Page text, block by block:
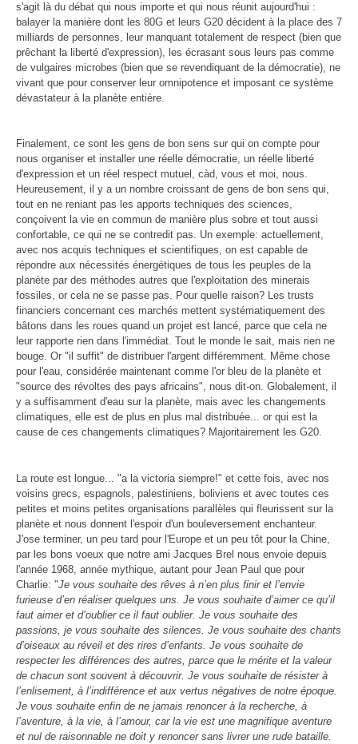
s'agit là du débat qui nous importe et qui nous réunit aujourd'hui :
balayer la manière dont les 80G et leurs G20 décident à la place des 7
milliards de personnes, leur manquant totalement de respect (bien que
prêchant la liberté d'expression), les écrasant sous leurs pas comme
de vulgaires microbes (bien que se revendiquant de la démocratie), ne
vivant que pour conserver leur omnipotence et imposant ce système
dévastateur à la planète entière.
Finalement, ce sont les gens de bon sens sur qui on compte pour
nous organiser et installer une réelle démocratie, un réelle liberté
d'expression et un réel respect mutuel, càd, vous et moi, nous.
Heureusement, il y a un nombre croissant de gens de bon sens qui,
tout en ne reniant pas les apports techniques des sciences,
conçoivent la vie en commun de manière plus sobre et tout aussi
confortable, ce qui ne se contredit pas. Un exemple: actuellement,
avec nos acquis techniques et scientifiques, on est capable de
répondre aux nécessités énergétiques de tous les peuples de la
planète par des méthodes autres que l'exploitation des minerais
fossiles, or cela ne se passe pas. Pour quelle raison? Les trusts
financiers concernant ces marchés mettent systématiquement des
bâtons dans les roues quand un projet est lancé, parce que cela ne
leur rapporte rien dans l'immédiat. Tout le monde le sait, mais rien ne
bouge. Or "il suffit" de distribuer l'argent différemment. Même chose
pour l'eau, considérée maintenant comme l'or bleu de la planète et
"source des révoltes des pays africains", nous dit-on. Globalement, il
y a suffisamment d'eau sur la planète, mais avec les changements
climatiques, elle est de plus en plus mal distribuée... or qui est la
cause de ces changements climatiques? Majoritairement les G20.
La route est longue... "a la victoria siempre!" et cette fois, avec nos
voisins grecs, espagnols, palestiniens, boliviens et avec toutes ces
petites et moins petites organisations parallèles qui fleurissent sur la
planète et nous donnent l'espoir d'un bouleversement enchanteur.
J'ose terminer, un peu tard pour l'Europe et un peu tôt pour la Chine,
par les bons voeux que notre ami Jacques Brel nous envoie depuis
l'année 1968, année mythique, autant pour Jean Paul que pour
Charlie: "Je vous souhaite des rêves à n’en plus finir et l’envie
furieuse d’en réaliser quelques uns. Je vous souhaite d’aimer ce qu’il
faut aimer et d’oublier ce il faut oublier. Je vous souhaite des
passions, je vous souhaite des silences. Je vous souhaite des chants
d’oiseaux au réveil et des rires d’enfants. Je vous souhaite de
respecter les différences des autres, parce que le mérite et la valeur
de chacun sont souvent à découvrir. Je vous souhaite de résister à
l’enlisement, à l’indifférence et aux vertus négatives de notre époque.
Je vous souhaite enfin de ne jamais renoncer à la recherche, à
l’aventure, à la vie, à l’amour, car la vie est une magnifique aventure
et nul de raisonnable ne doit y renoncer sans livrer une rude bataille.